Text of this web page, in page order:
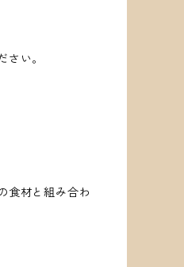
い。
食材と組み合わ